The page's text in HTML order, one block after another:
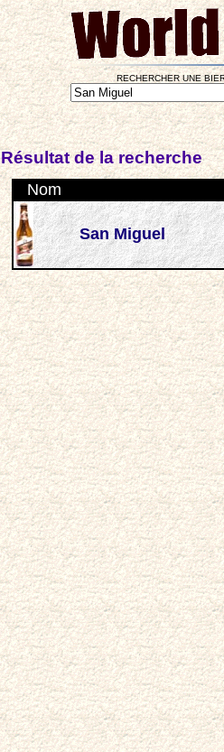
RECHERCHER UNE
Résultat de la recherche
Nom
San Miguel